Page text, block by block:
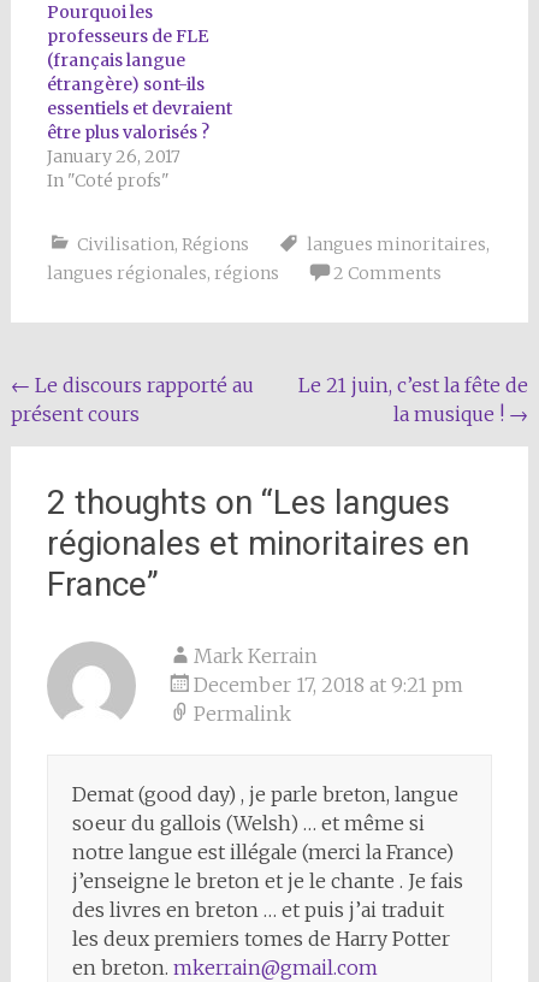
Pourquoi les
professeurs de FLE
(français langue
étrangère) sont-ils
essentiels et devraient
être plus valorisés ?
January 26, 2017
In "Coté profs"
Civilisation, Régions langues minoritaires,
langues régionales, régions 2 Comments
Post
navigation
← Le discours rapporté au
présent cours
Le 21 juin, c’est la fête de
la musique ! →
2 thoughts on “Les langues
régionales et minoritaires en
France”
Mark Kerrain
December 17, 2018 at 9:21 pm
Permalink
Demat (good day) , je parle breton, langue
soeur du gallois (Welsh) … et même si
notre langue est illégale (merci la France)
j’enseigne le breton et je le chante . Je fais
des livres en breton … et puis j’ai traduit
les deux premiers tomes de Harry Potter
en breton. mkerrain@gmail.com